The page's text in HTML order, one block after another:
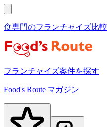
食専門のフランチャイズ比較
フランチャイズ案件を探す
Food's Route マガジン